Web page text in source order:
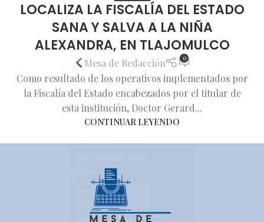
LOCALIZA LA FISCALÍA DEL ESTADO
SANA Y SALVA A LA NIÑA
ALEXANDRA, EN TLAJOMULCO
Mesa de Redacción 0
Como resultado de los operativos implementados por
la Fiscalía del Estado encabezados por el titular de
esta institución, Doctor Gerard...
CONTINUAR LEYENDO